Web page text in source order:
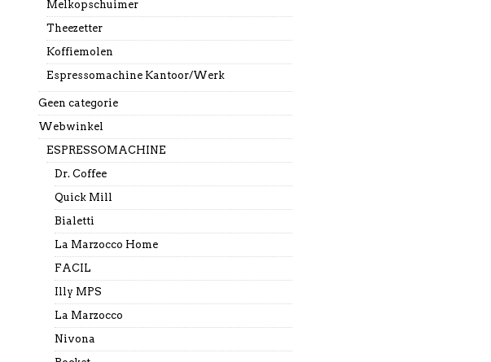
Melkopschuimer
Theezetter
Koffiemolen
Espressomachine Kantoor/Werk
Geen categorie
Webwinkel
ESPRESSOMACHINE
Dr. Coffee
Quick Mill
Bialetti
La Marzocco Home
FACIL
Illy MPS
La Marzocco
Nivona